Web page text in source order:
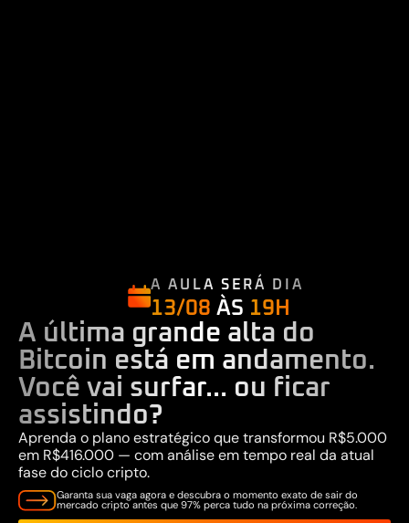
A AULA SERÁ DIA
13/08 ÀS 19H
A última grande alta do
Bitcoin está em andamento.
Você vai surfar... ou ficar
assistindo?
Aprenda o plano estratégico que transformou R$5.000
em R$416.000 — com análise em tempo real da atual
fase do ciclo cripto.
Garanta sua vaga agora e descubra o momento exato de sair do
mercado cripto antes que 97% perca tudo na próxima correção.